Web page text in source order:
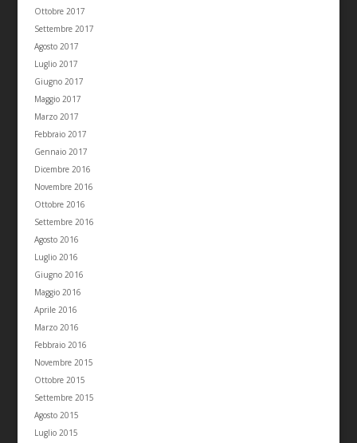
Ottobre 2017
Settembre 2017
Agosto 2017
Luglio 2017
Giugno 2017
Maggio 2017
Marzo 2017
Febbraio 2017
Gennaio 2017
Dicembre 2016
Novembre 2016
Ottobre 2016
Settembre 2016
Agosto 2016
Luglio 2016
Giugno 2016
Maggio 2016
Aprile 2016
Marzo 2016
Febbraio 2016
Novembre 2015
Ottobre 2015
Settembre 2015
Agosto 2015
Luglio 2015